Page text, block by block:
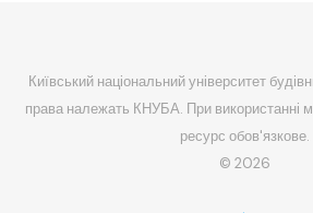
Київський національний університет
права належать КНУБА. При використанні
ресурс обов'язкове.
© 2026